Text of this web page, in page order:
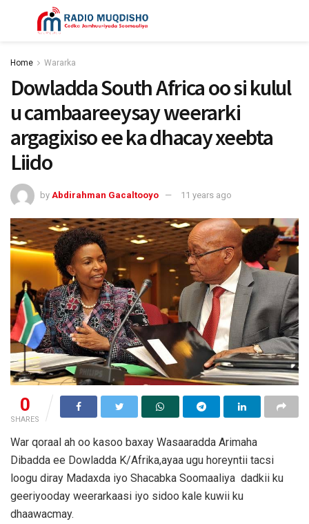
Home Wararka
Dowladda South Africa oo si kulul
u cambaareeysay weerarki
argagixiso ee ka dhacay xeebta
Liido
by Abdirahman Gacaltooyo 11 years ago
0
SHARES
War qoraal ah oo kasoo baxay Wasaaradda Arimaha
Dibadda ee Dowladda K/Afrika,ayaa ugu horeyntii tacsi
loogu diray Madaxda iyo Shacabka Soomaaliya dadkii ku
geeriyooday weerarkaasi iyo sidoo kale kuwii ku
dhaawacmay.